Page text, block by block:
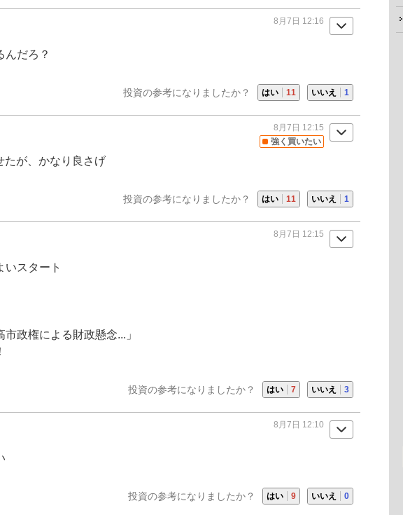
8月7日 12:16
んだろ？
投資の参考になりましたか？ はい 11 いいえ 1
強く買いたい
8月7日 12:15
たが、かなり良さげ
投資の参考になりましたか？ はい 11 いいえ 1
8月7日 12:15
いスタート
政権による財政懸念...」
投資の参考になりましたか？ はい 7 いいえ 3
8月7日 12:10
投資の参考になりましたか？ はい 9 いいえ 0